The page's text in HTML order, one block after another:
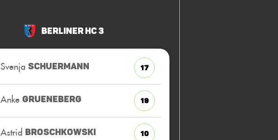
Berliner HC 3
Svenja SCHUERMANN 17
Anke GRUENEBERG 19
Astrid BROSCHKOWSKI 10